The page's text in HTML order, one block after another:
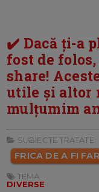
✔️ Dacă ți-a
fost de
share!
utile și altor
mulțumim
SUBIECTE TRATATE:
FRICA DE A FI
TEMA:
DIVERSE